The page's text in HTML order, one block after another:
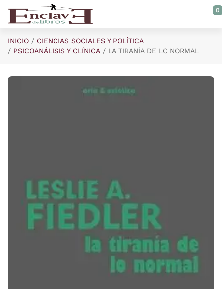
Saltar al contenido principal
0
INICIO
CIENCIAS SOCIALES Y POLÍTICA
PSICOANÁLISIS Y CLÍNICA
LA TIRANÍA DE LO NORMAL